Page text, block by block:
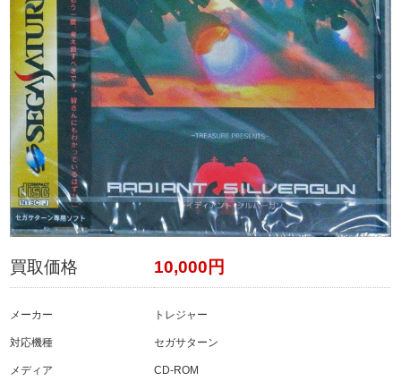
買取価格 10,000円
メーカー トレジャー
対応機種 セガサターン
メディア CD-ROM